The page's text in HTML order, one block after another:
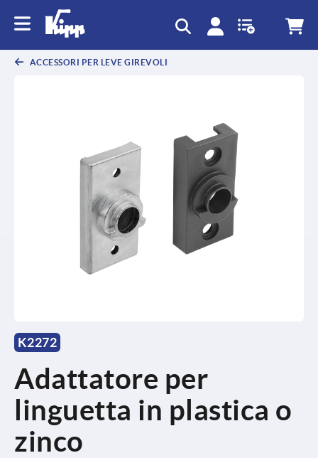
ACCESSORI PER LEVE GIREVOLI
K2272
Adattatore per
linguetta in plastica o
zinco